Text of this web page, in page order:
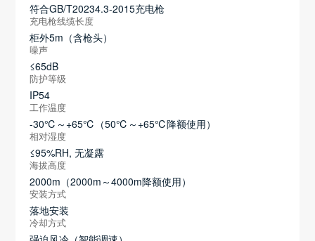
符合GB/T20234.3-2015充电枪
充电枪线缆长度
柜外5m（含枪头）
噪声
≤65dB
防护等级
IP54
工作温度
-30℃～+65℃（50℃～+65℃降额使用）
相对湿度
≤95%RH, 无凝露
海拔高度
2000m（2000m～4000m降额使用）
安装方式
落地安装
冷却方式